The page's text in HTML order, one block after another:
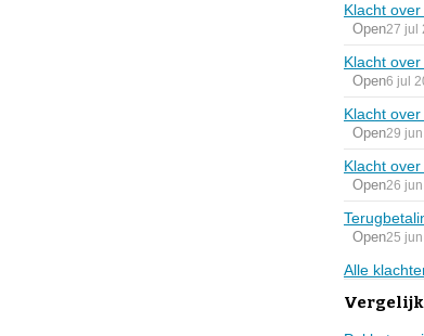
Klacht
Open27 jul
Klacht
Open6 jul
Klacht
Open29
Klacht
Open26
Open25
Alle